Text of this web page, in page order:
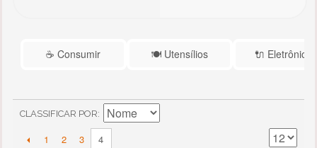
☕ Consumir 🍽️ Utensílios 🔌 Eletrônicos
CLASSIFICAR POR
1 2 3 4